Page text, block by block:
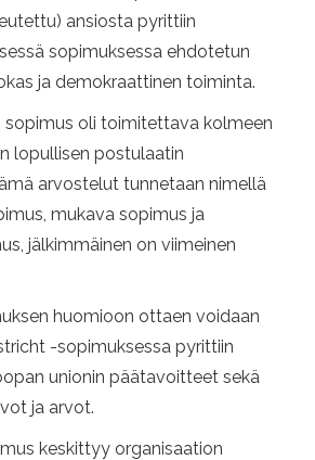
ansiosta pyrittiin
sopimuksessa ehdotetun
ja demokraattinen toiminta.
sopimus oli toimitettava kolmeen
lopullisen postulaatin
arvostelut tunnetaan nimellä
mukava sopimus ja
jälkimmäinen on viimeinen
huomioon ottaen voidaan
-sopimuksessa pyrittiin
unionin päätavoitteet sekä
ja arvot.
keskittyy organisaation